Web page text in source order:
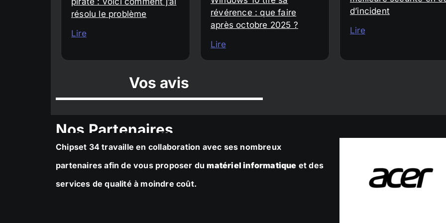
résolu le problème
Lire
révérence : que faire
après octobre 2025 ?
Lire
d’incident
Lire
Vos avis
Nos Partenaires
Chipset 34 travaille en collaboration avec ses nombreux
partenaires afin de vous proposer dumatériel informatique et des
services de qualité à moindre coût.